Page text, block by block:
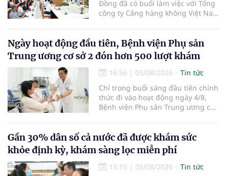
Đồng đã có buổi làm việc với Tổng
công ty Cảng hàng không Việt Nam
tác giữa tỉnh Lâm Đồng và ACV
trong việc phục hồi hoạt động
hàng không, thúc đẩy mở mới các
đường bay nội địa và quốc tế.
Ngày hoạt động đầu tiên, Bệnh viện Phụ sản
Trung ương cơ sở 2 đón hơn 500 lượt khám
16:56 | 05/08/2026
Tin tức
Chỉ trong buổi sáng đầu tiên chính
thức đi vào hoạt động ngày 4/8,
Bệnh viện Phụ sản Trung ương cơ
em bé đầu tiên chào đời.
Gần 30% dân số cả nước đã được khám sức
khỏe định kỳ, khám sàng lọc miễn phí
15:15 | 05/08/2026
Tin tức